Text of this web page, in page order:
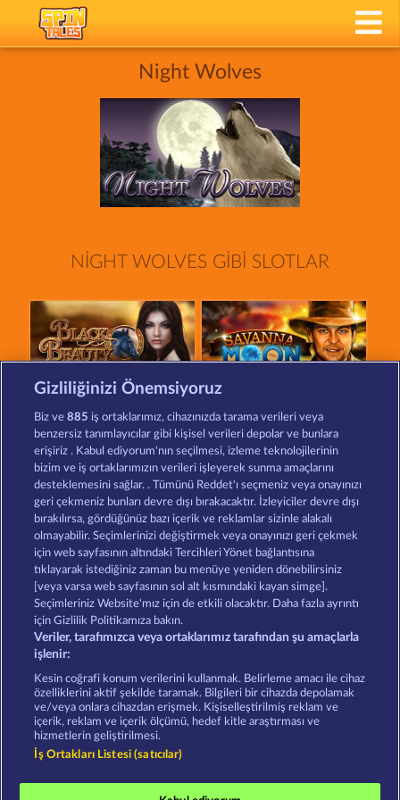
Night Wolves
NIGHT WOLVES GIBI SLOTLAR
Atlantic Wilds Duck Shooter
Hüküm ve Koşullar Gizlilik Beyanı Künye
Şirket SSS Ortaklık programı Facebook
İptal talebini gönder
Sosyal casino oyunları sadece eğlence amaçlıdır ve
Gizliliğinizi Önemsiyoruz
Biz ve885 iş ortaklarımız, cihazınızda tarama verileri veya
benzersiz tanımlayıcılar gibi kişisel verileri depolar ve bunlara
erişiriz . Kabul ediyorum'nın seçilmesi, izleme teknolojilerinin
bizim ve iş ortaklarımızın verileri işleyerek sunma amaçlarını
desteklemesini sağlar. . Tümünü Reddet'ı seçmeniz veya onayınızı
geri çekmeniz bunları devre dışı bırakacaktır. İzleyiciler devre dışı
bırakılırsa, gördüğünüz bazı içerik ve reklamlar sizinle alakalı
olmayabilir. Seçimlerinizi değiştirmek veya onayınızı geri çekmek
için web sayfasının altındaki Tercihleri Yönet bağlantısına
tıklayarak istediğiniz zaman bu menüye yeniden dönebilirsiniz
[veya varsa web sayfasının sol alt kısmındaki kayan simge].
Seçimleriniz Website'mız için de etkili olacaktır. Daha fazla ayrıntı
için Gizlilik Politikamıza bakın.
Veriler, tarafımızca veya ortaklarımız tarafından şu amaçlarla
işlenir:
Kesin coğrafi konum verilerini kullanmak. Belirleme amacı ile cihaz
özelliklerini aktif şekilde taramak. Bilgileri bir cihazda depolamak
ve/veya onlara cihazdan erişmek. Kişiselleştirilmiş reklam ve
içerik, reklam ve içerik ölçümü, hedef kitle araştırması ve
hizmetlerin geliştirilmesi.
İş Ortakları Listesi (satıcılar)